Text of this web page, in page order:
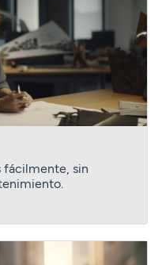
fácilmente, sin